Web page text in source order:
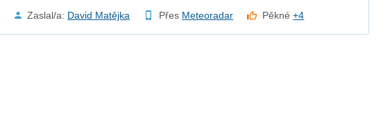
Zaslal/a: David Matějka Přes Meteoradar Pěkné+4